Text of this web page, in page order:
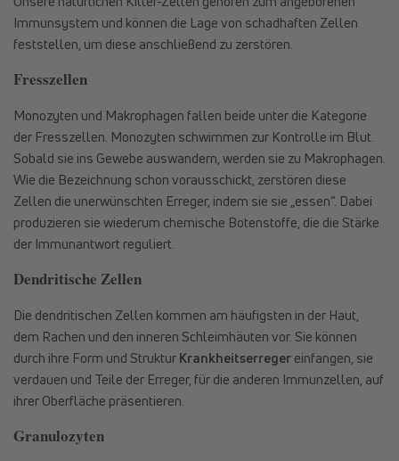
Immunsystem und können die Lage von schadhaften Zellen
feststellen, um diese anschließend zu zerstören.
Fresszellen
Monozyten und Makrophagen fallen beide unter die Kategorie
der Fresszellen. Monozyten schwimmen zur Kontrolle im Blut.
Sobald sie ins Gewebe auswandern, werden sie zu Makrophagen.
Wie die Bezeichnung schon vorausschickt, zerstören diese
Zellen die unerwünschten Erreger, indem sie sie „essen“. Dabei
produzieren sie wiederum chemische Botenstoffe, die die Stärke
der Immunantwort reguliert.
Dendritische Zellen
Die dendritischen Zellen kommen am häufigsten in der Haut,
dem Rachen und den inneren Schleimhäuten vor. Sie können
durch ihre Form und Struktur Krankheitserreger einfangen, sie
verdauen und Teile der Erreger, für die anderen Immunzellen, auf
ihrer Oberfläche präsentieren.
Granulozyten